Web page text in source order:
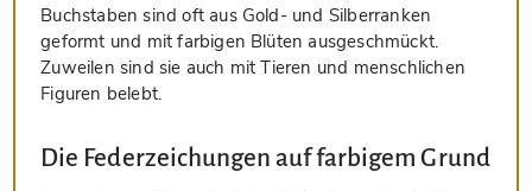
Buchstaben sind oft aus Gold- und Silberranken
geformt und mit farbigen Blüten ausgeschmückt.
Zuweilen sind sie auch mit Tieren und menschlichen
Figuren belebt.
Die Federzeichungen auf farbigem Grund